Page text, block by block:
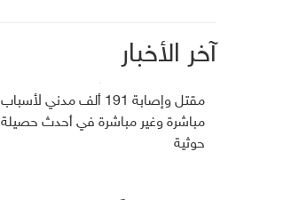
آخر الأخبار
مقتل وإصابة 191 ألف مدني لأسباب
مباشرة وغير مباشرة في أحدث حصيلة
حوثية